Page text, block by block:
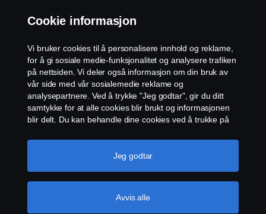
© Scania 2026 Alle rettigheter Norsk Scania AS, Pb.
143 Skøyen, 0277 Oslo Telefon: 22 06 45 00 epost:
sno.info@scania.com. Fakturaadresse:
invoice.no@scania.com
Cookie informasjon
Vi bruker cookies til å personalisere innhold og reklame,
for å gi sosiale medie-funksjonalitet og analysere trafiken
på nettsiden. Vi deler også informasjon om din bruk av
vår side med vår sosialemedie reklame og
analysepartnere. Ved å trykke "Jeg godtar", gir du ditt
samtykke for at alle cookies blir brukt og informasjonen
blir delt. Du kan behandle dine cookies ved å trukke på
en mer detaljert forklaring hvordan vi bruker cookies,
vennligst besøk vår cookies-erklæring, som du finner ved
Avvis alle
Jeg godtar